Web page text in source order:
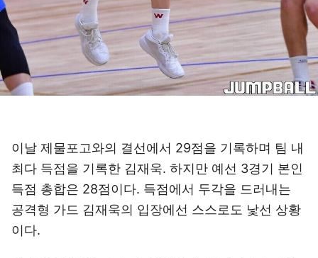
이날 제물포고와의 결선에서 29점을 기록하며 팀 내
최다 득점을 기록한 김재욱. 하지만 예선 3경기 본인
득점 총합은 28점이다. 득점에서 두각을 드러내는
공격형 가드 김재욱의 입장에선 스스로도 낯선 상황
이다.